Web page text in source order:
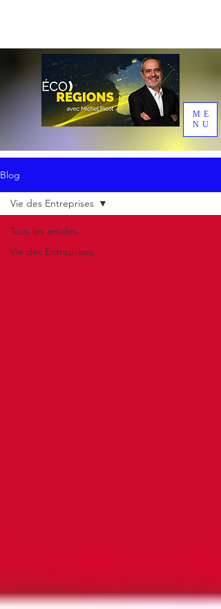
ME
NU
Blog
Tous les articles
Vie des Entreprises
Vie des Entreprises